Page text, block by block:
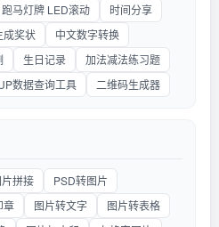
跑马灯牌 LED滚动
时间分享
成奖状
中文数字转换
生日记录
加法减法练习题
数据查询工具 二维码生成器
片拼接
PSD转图片
章 图片转文字
图片转表格